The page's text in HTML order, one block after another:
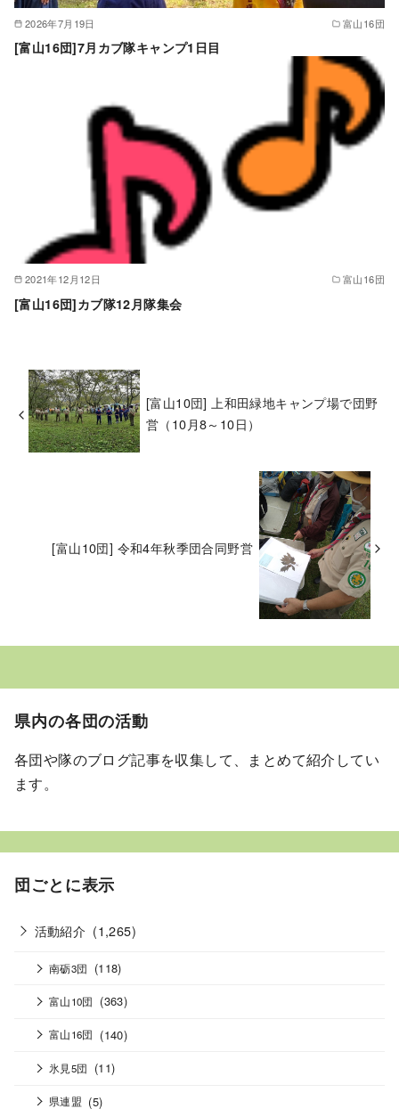
2026年7月19日 富山16団
[富山16団]7月カブ隊キャンプ1日目
2021年12月12日 富山16団
[富山16団]カブ隊12月隊集会
[富山10団] 上和田緑地キャンプ場で団野
営（10月8～10日）
[富山10団] 令和4年秋季団合同野営
県内の各団の活動
各団や隊のブログ記事を収集して、まとめて紹介してい
ます。
団ごとに表示
活動紹介 (1,265)
南砺3団 (118)
富山10団 (363)
富山16団 (140)
氷見5団 (11)
県連盟 (5)